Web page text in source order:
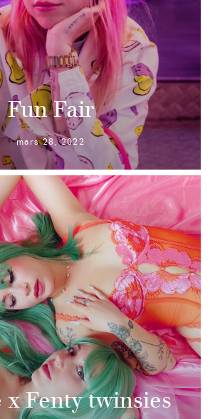
Fun Fair
mars 28, 2022
x Fenty twinsies